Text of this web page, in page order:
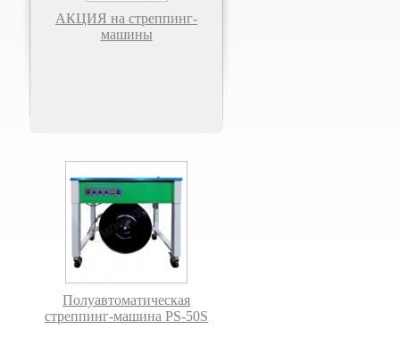
АКЦИЯ на стреппинг-
машины
Полуавтоматическая
стреппинг-машина PS-50S